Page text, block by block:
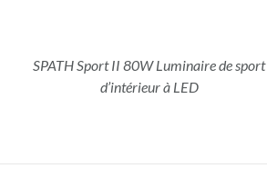
SPATH Sport II 80W Luminaire de sport
d’intérieur à LED